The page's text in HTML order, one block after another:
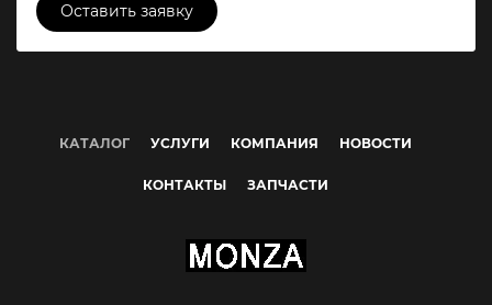
Оставить заявку
КАТАЛОГ УСЛУГИ КОМПАНИЯ НОВОСТИ
КОНТАКТЫ ЗАПЧАСТИ